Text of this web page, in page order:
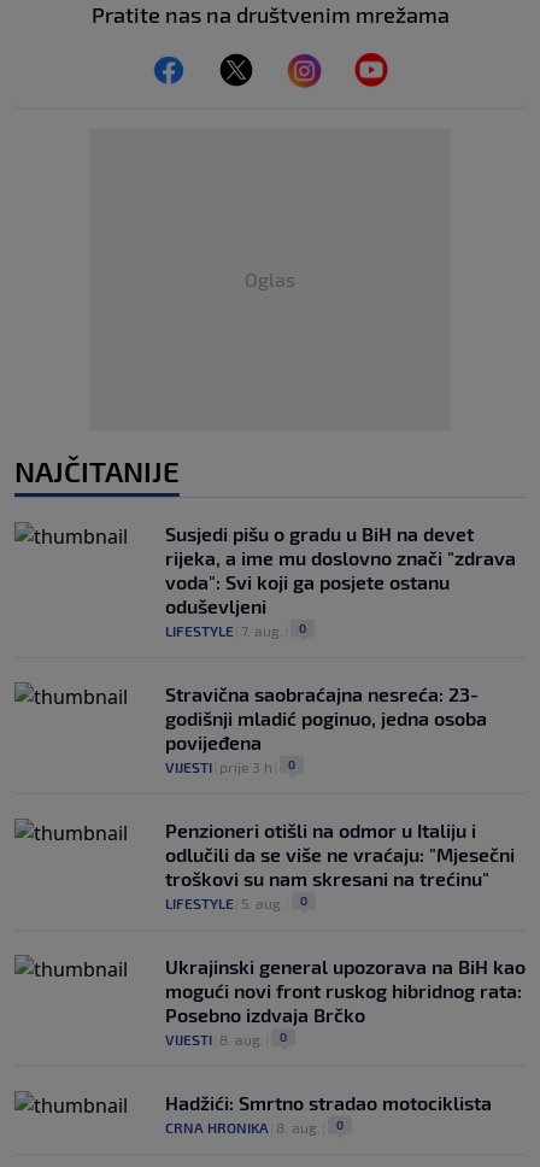
Pratite nas na društvenim mrežama
Oglas
NAJČITANIJE
Susjedi pišu o gradu u BiH na devet
rijeka, a ime mu doslovno znači "zdrava
voda": Svi koji ga posjete ostanu
oduševljeni
LIFESTYLE 7. aug. 0
Stravična saobraćajna nesreća: 23-
godišnji mladić poginuo, jedna osoba
povijeđena
VIJESTI prije 3 h 0
Penzioneri otišli na odmor u Italiju i
odlučili da se više ne vraćaju: "Mjesečni
troškovi su nam skresani na trećinu"
LIFESTYLE 5. aug. 0
Ukrajinski general upozorava na BiH kao
mogući novi front ruskog hibridnog rata:
Posebno izdvaja Brčko
VIJESTI 8. aug. 0
Hadžići: Smrtno stradao motociklista
CRNA HRONIKA 8. aug. 0